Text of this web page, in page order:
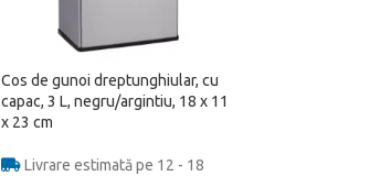
Cos de gunoi dreptunghiular, cu
capac, 3 L, negru/argintiu, 18 x 11
x 23 cm
Livrare estimată pe 12 - 18